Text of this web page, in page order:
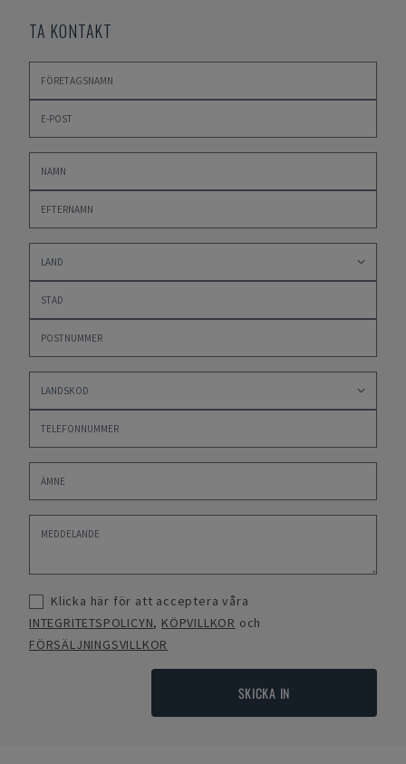
TA KONTAKT
Klicka här för att acceptera våra
INTEGRITETSPOLICYN, KÖPVILLKOR och
FÖRSÄLJNINGSVILLKOR
SKICKA IN